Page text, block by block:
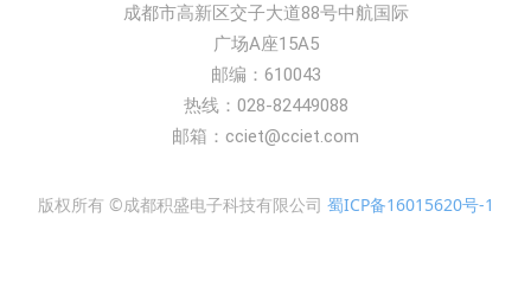
成都市高新区交子大道88号中航国际
广场A座15A5
邮编：610043
热线：028-82449088
邮箱：cciet@cciet.com
版权所有 ©成都积盛电子科技有限公司 蜀ICP备16015620号-1